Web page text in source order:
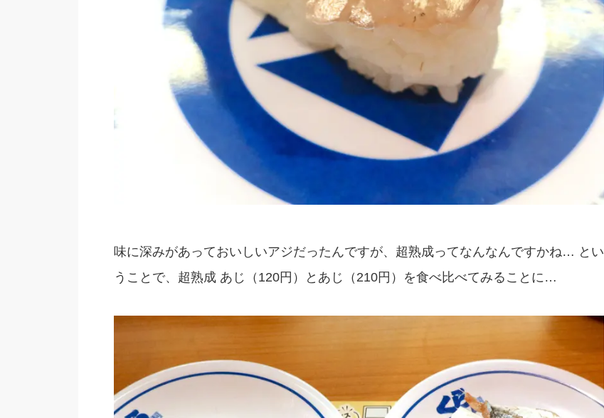
味に深みがあっておいしいアジだったんですが、超熟成ってなんなんですかね… とい
うことで、超熟成 あじ（120円）とあじ（210円）を食べ比べてみることに…